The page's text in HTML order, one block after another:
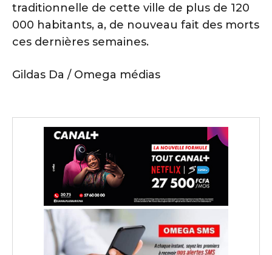
traditionnelle de cette ville de plus de 120
000 habitants, a, de nouveau fait des morts
ces dernières semaines.
Gildas Da / Omega médias